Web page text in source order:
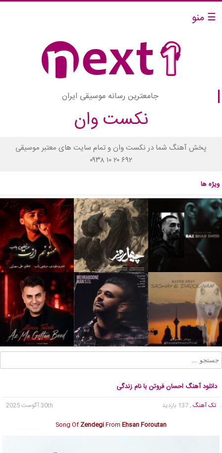
☰ منو
جامعترین رسانه موسیقی ایران
نکست وان
پخش آهنگ شما در نکست وان و تمام سایت های معتبر موسیقی
۰۹۳۸ ۱۰ ۲۰ ۶۹۲
ویژه ها
دانلود آهنگ احسان فروتن با نام زندگی
تک آهنگ , 137 بازدید
30th آگوست 2025
Song Of ZendegiFrom Ehsan Foroutan